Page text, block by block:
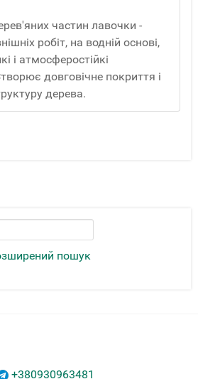
пошук
частин лавочки -
робіт, на водній основі,
і атмосферостійкі
довговічне покриття і
дерева.
+380930963481